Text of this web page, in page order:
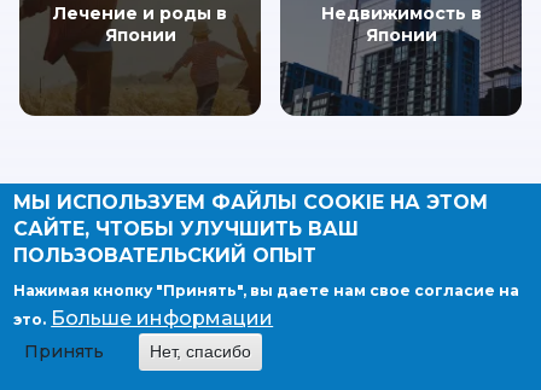
Лечение и роды в
Японии
Недвижимость в
Японии
МЫ ИСПОЛЬЗУЕМ ФАЙЛЫ COOKIE НА ЭТОМ
САЙТЕ, ЧТОБЫ УЛУЧШИТЬ ВАШ
ПОЛЬЗОВАТЕЛЬСКИЙ ОПЫТ
Нажимая кнопку "Принять", вы даете нам свое согласие на
это. Больше информации
Принять Нет, спасибо